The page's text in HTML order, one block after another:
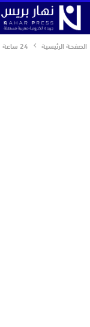
الصفحة الرئيسية 24 ساعة